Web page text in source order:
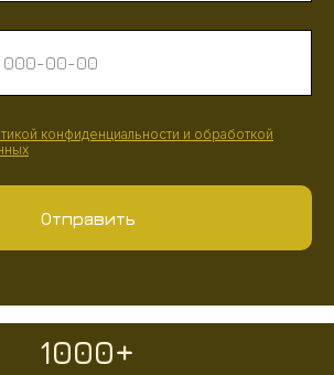
конфиденциальности и обработкой
Отправить
1000+